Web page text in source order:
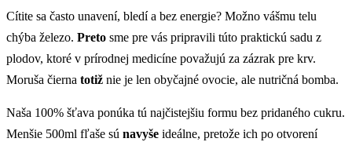
Cítite sa často unavení, bledí a bez energie? Možno vášmu telu
chýba železo. Preto sme pre vás pripravili túto praktickú sadu z
plodov, ktoré v prírodnej medicíne považujú za zázrak pre krv.
Moruša čierna totiž nie je len obyčajné ovocie, ale nutričná bomba.
Naša 100% šťava ponúka tú najčistejšiu formu bez pridaného cukru.
Menšie 500ml fľaše sú navyše ideálne, pretože ich po otvorení